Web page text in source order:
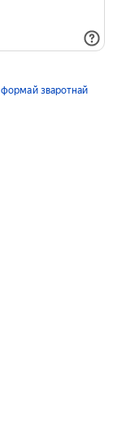
формай зваротнай